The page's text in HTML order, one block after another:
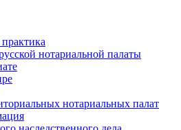
нотариальной палаты
нотариальных палат